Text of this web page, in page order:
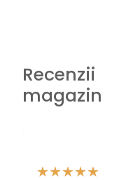
Recenzii
magazin